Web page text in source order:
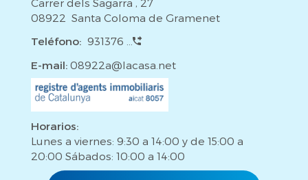
08922 Santa Coloma de Gramenet
Teléfono: 931376 ...
E-mail: 08922a@lacasa.net
Horarios:
Lunes a viernes: 9:30 a 14:00 y de 15:00 a
20:00 Sábados: 10:00 a 14:00